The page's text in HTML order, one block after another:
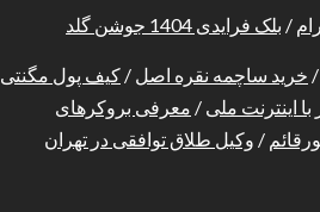
/ بلک فرایدی 1404 جوشن گلد
/ خرید ساچمه نقره اصل / کیف پول مگنتی
اینترنت ملی / معرفی بروکرهای
/ وکیل طلاق توافقی در تهران